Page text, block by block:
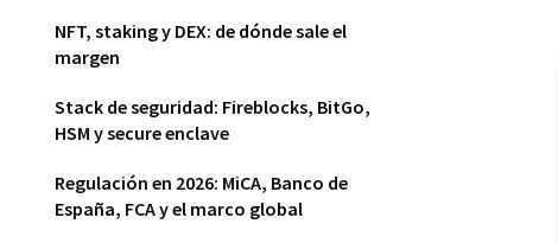
NFT, staking y DEX: de dónde sale el
margen
Stack de seguridad: Fireblocks, BitGo,
HSM y secure enclave
Regulación en 2026: MiCA, Banco de
España, FCA y el marco global